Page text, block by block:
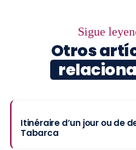
Sigue
Otros
Itinéraire d’un jour ou de
Tabarca